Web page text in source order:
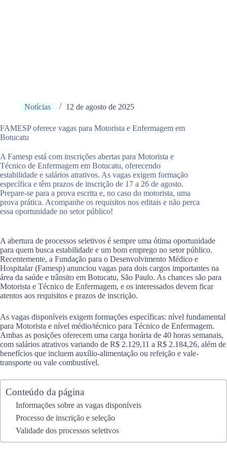
Notícias 12 de agosto de 2025
FAMESP oferece vagas para Motorista e Enfermagem em
Botucatu
A Famesp está com inscrições abertas para Motorista e
Técnico de Enfermagem em Botucatu, oferecendo
estabilidade e salários atrativos. As vagas exigem formação
específica e têm prazos de inscrição de 17 a 26 de agosto.
Prepare-se para a prova escrita e, no caso do motorista, uma
prova prática. Acompanhe os requisitos nos editais e não perca
essa oportunidade no setor público!
A abertura de processos seletivos é sempre uma ótima oportunidade
para quem busca estabilidade e um bom emprego no setor público.
Recentemente, a Fundação para o Desenvolvimento Médico e
Hospitalar (Famesp) anunciou vagas para dois cargos importantes na
área da saúde e trânsito em Botucatu, São Paulo. As chances são para
Motorista e Técnico de Enfermagem, e os interessados devem ficar
atentos aos requisitos e prazos de inscrição.
As vagas disponíveis exigem formações específicas: nível fundamental
para Motorista e nível médio/técnico para Técnico de Enfermagem.
Ambas as posições oferecem uma carga horária de 40 horas semanais,
com salários atrativos variando de R$ 2.129,11 a R$ 2.184,26, além de
benefícios que incluem auxílio-alimentação ou refeição e vale-
transporte ou vale combustível.
Conteúdo da página
Informações sobre as vagas disponíveis
Processo de inscrição e seleção
Validade dos processos seletivos